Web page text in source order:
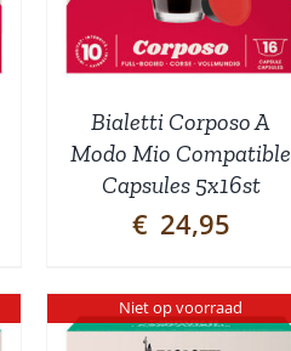
Bialetti Corposo A
Modo Mio Compatible
Capsules 5x16st
€ 24,95
Niet op voorraad